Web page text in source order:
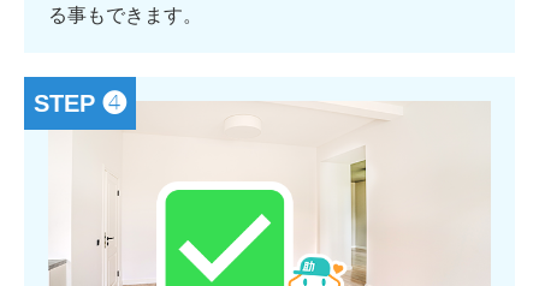
る事もできます。
STEP ❹